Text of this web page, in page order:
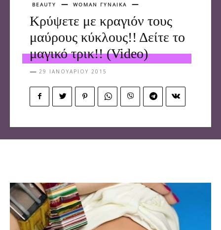
BEAUTY WOMAN ΓΥΝΑΙΚΑ
Κρύψετε με κραγιόν τους
μαύρους κύκλους!! Δείτε το
μαγικό τρικ!! (Video)
29 ΙΑΝΟΥΑΡΊΟΥ 2015